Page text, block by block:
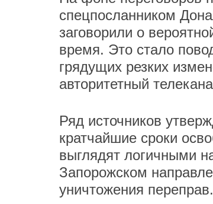
спецпосланником
заговорили о
время. Это стало
грядущих резких
авторитетный
Ряд источников
кратчайшие сроки
выглядят логичными
Запорожском
уничтожения переправ.